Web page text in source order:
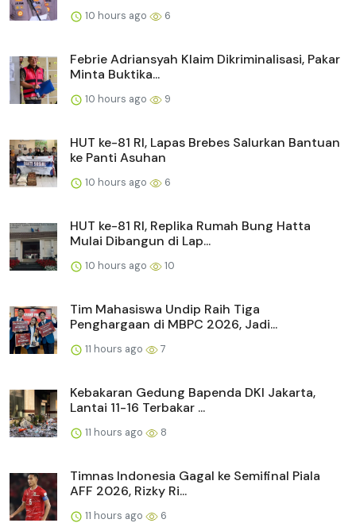
10 hours ago 6
Febrie Adriansyah Klaim Dikriminalisasi, Pakar
Minta Buktika...
10 hours ago 9
HUT ke-81 RI, Lapas Brebes Salurkan Bantuan
ke Panti Asuhan
10 hours ago 6
HUT ke-81 RI, Replika Rumah Bung Hatta
Mulai Dibangun di Lap...
10 hours ago 10
Tim Mahasiswa Undip Raih Tiga
Penghargaan di MBPC 2026, Jadi...
11 hours ago 7
Kebakaran Gedung Bapenda DKI Jakarta,
Lantai 11-16 Terbakar ...
11 hours ago 8
Timnas Indonesia Gagal ke Semifinal Piala
AFF 2026, Rizky Ri...
11 hours ago 6